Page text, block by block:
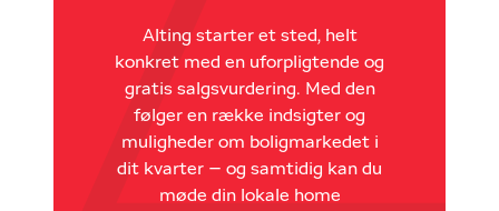
Alting starter et sted, helt
konkret med en uforpligtende og
gratis salgsvurdering. Med den
følger en række indsigter og
muligheder om boligmarkedet i
dit kvarter – og samtidig kan du
møde din lokale home